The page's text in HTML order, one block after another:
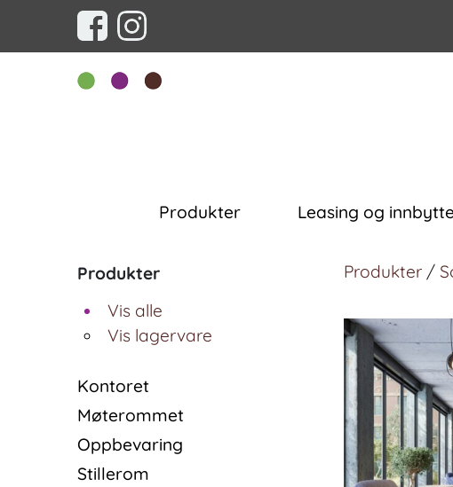
Produkter Leasing og innbytte
Produkter
Vis alle
Vis lagervare
Kontoret
Møterommet
Oppbevaring
Stillerom
Produkter /